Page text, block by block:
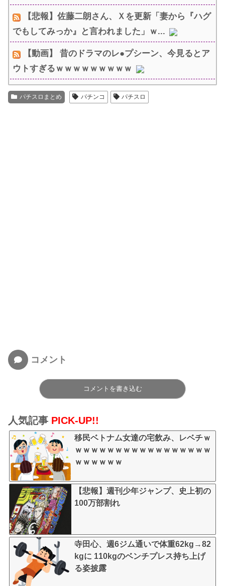
【悲報】佐藤二朗さん、Ｘを更新「妻から『ハグ
でもしてみっか』と言われました」ｗ...
【動画】 昔のドラマのレ●プシーン、今見るとア
ウトすぎるｗｗｗｗｗｗｗｗｗ
パチスロまとめ パチンコ パチスロ
コメント
コメントを書き込む
人気記事 PICK-UP!!
移民ベトナム女達の宅飲み、レベチｗ
ｗｗｗｗｗｗｗｗｗｗｗｗｗｗｗｗｗ
ｗｗｗｗｗｗ
【悲報】週刊少年ジャンプ、史上初の
100万部割れ
寺田心、週6ジム通いで体重62kg→82
kgに 110kgのベンチプレス持ち上げ
る姿披露